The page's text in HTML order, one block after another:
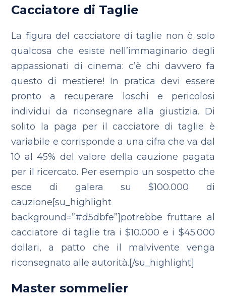
Cacciatore di Taglie
La figura del cacciatore di taglie non è solo
qualcosa che esiste nell’immaginario degli
appassionati di cinema: c’è chi davvero fa
questo di mestiere! In pratica devi essere
pronto a recuperare loschi e pericolosi
individui da riconsegnare alla giustizia. Di
solito la paga per il cacciatore di taglie è
variabile e corrisponde a una cifra che va dal
10 al 45% del valore della cauzione pagata
per il ricercato. Per esempio un sospetto che
esce di galera su $100.000 di
cauzione[su_highlight
background=”#d5dbfe”]potrebbe fruttare al
cacciatore di taglie tra i $10.000 e i $45.000
dollari, a patto che il malvivente venga
riconsegnato alle autorità.[/su_highlight]
Master sommelier